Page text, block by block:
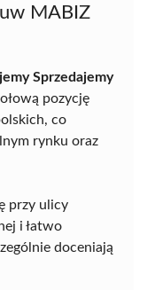
MABIZ
Sprzedajemy
pozycję
co
rynku oraz
przy ulicy
i łatwo
doceniają